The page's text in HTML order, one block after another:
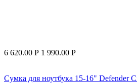
6 620.00 Р 1 990.00 Р
Сумка для ноутбука 15-16" Defender